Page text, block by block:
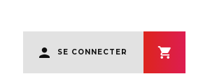
account
menu
SE CONNECTER